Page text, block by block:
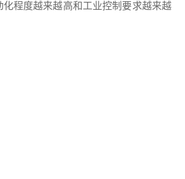
程度越来越高和工业控制要求越来越